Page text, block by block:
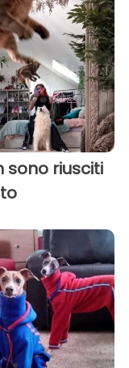
sono riusciti